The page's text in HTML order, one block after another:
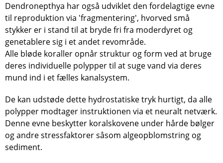
Dendronepthya har også udviklet den fordelagtige evne
til reproduktion via 'fragmentering', hvorved små
stykker er i stand til at bryde fri fra moderdyret og
genetablere sig i et andet revområde.
Alle bløde koraller opnår struktur og form ved at bruge
deres individuelle polypper til at suge vand via deres
mund ind i et fælles kanalsystem.
De kan udstøde dette hydrostatiske tryk hurtigt, da alle
polypper modtager instruktionen via et neuralt netværk.
Denne evne beskytter koralskovene under hårde bølger
og andre stressfaktorer såsom algeopblomstring og
sediment.